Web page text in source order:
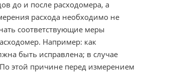
до и после расходомера, а
расхода необходимо не
соответствующие меры
Например: как
быть исправлена; в случае
этой причине перед измерением